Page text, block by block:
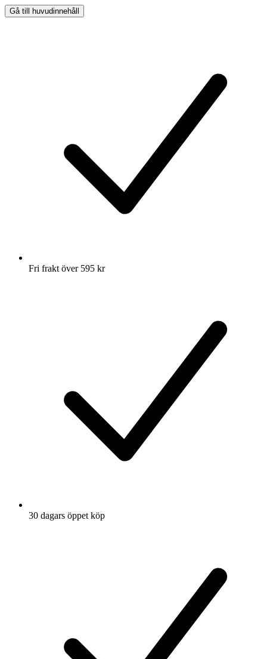
Gå till huvudinnehåll
Fri frakt över 595 kr
30 dagars öppet köp